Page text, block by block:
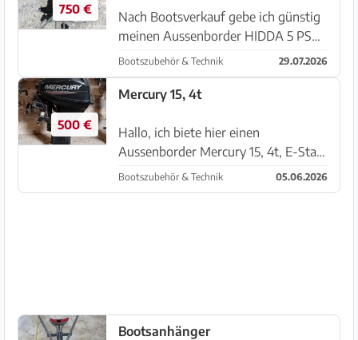
an und i...
750 €
Nach Bootsverkauf gebe ich günstig
meinen Aussenborder HIDDA 5 PS
inclusive Transportkarre ab. Er diente
lediglich als Ersatzmotor für eine
Llaut und hat sehr wenig
1...
Bootszubehör & Technik 29.07.2026
500 €
Mercury 15, 4t
Hallo, ich biete hier einen
Aussenborder Mercury 15, 4t, E-Start
mit wenig Betriebsstunden. Es war
unser Reservemotor. Das
Bootszubehör & Technik 05.06.2026
Bootsanhänger